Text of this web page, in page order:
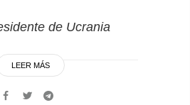
de Ucrania
LEER MÁS